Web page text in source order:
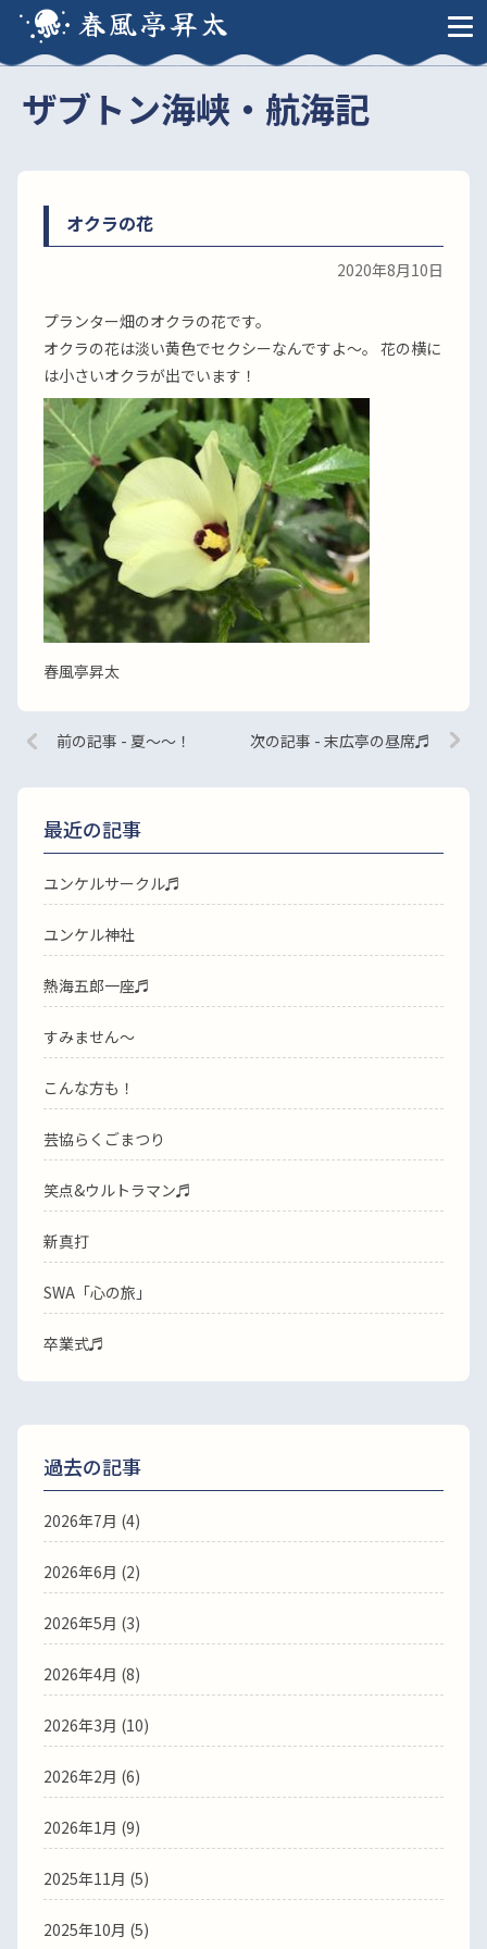
春風亭昇太
ザブトン海峡・航海記
オクラの花
2020年8月10日
プランター畑のオクラの花です。
オクラの花は淡い黄色でセクシーなんですよ〜。 花の横に
は小さいオクラが出でいます！
春風亭昇太
前の記事 - 夏〜〜！ 次の記事 - 末広亭の昼席♬
最近の記事
ユンケルサークル♬
ユンケル神社
熱海五郎一座♬
すみません〜
こんな方も！
芸協らくごまつり
笑点&ウルトラマン♬
新真打
SWA「心の旅」
卒業式♬
過去の記事
2026年7月 (4)
2026年6月 (2)
2026年5月 (3)
2026年4月 (8)
2026年3月 (10)
2026年2月 (6)
2026年1月 (9)
2025年11月 (5)
2025年10月 (5)